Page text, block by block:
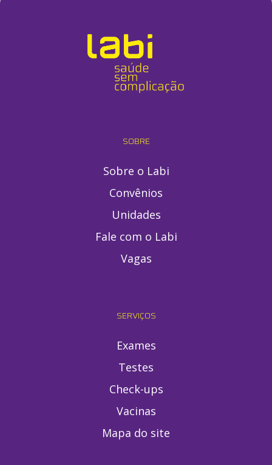
SOBRE
Sobre o Labi
Convênios
Unidades
Fale com o Labi
Vagas
SERVIÇOS
Exames
Testes
Check-ups
Vacinas
Mapa do site